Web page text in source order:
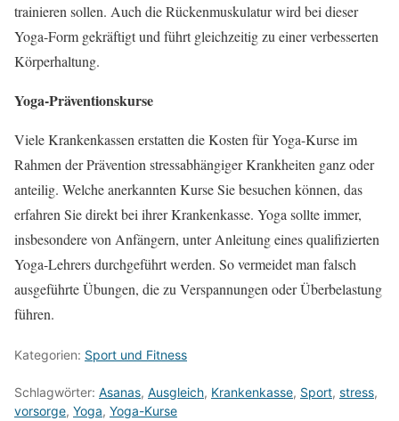
trainieren sollen. Auch die Rückenmuskulatur wird bei dieser
Yoga-Form gekräftigt und führt gleichzeitig zu einer verbesserten
Körperhaltung.
Yoga-Präventionskurse
Viele Krankenkassen erstatten die Kosten für Yoga-Kurse im
Rahmen der Prävention stressabhängiger Krankheiten ganz oder
anteilig. Welche anerkannten Kurse Sie besuchen können, das
erfahren Sie direkt bei ihrer Krankenkasse. Yoga sollte immer,
insbesondere von Anfängern, unter Anleitung eines qualifizierten
Yoga-Lehrers durchgeführt werden. So vermeidet man falsch
ausgeführte Übungen, die zu Verspannungen oder Überbelastung
führen.
Kategorien: Sport und Fitness
Schlagwörter: Asanas, Ausgleich, Krankenkasse, Sport, stress,
vorsorge, Yoga, Yoga-Kurse